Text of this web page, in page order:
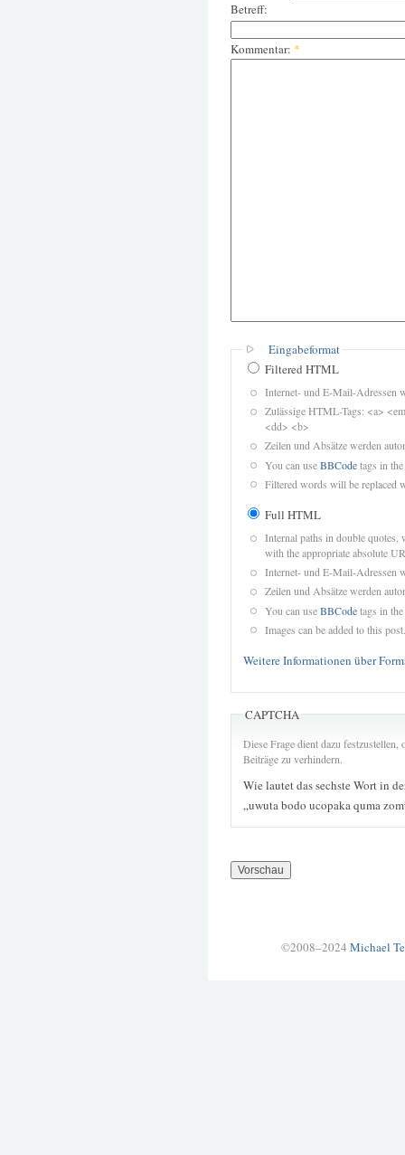
Betreff:
Kommentar: *
Eingabeformat
Filtered HTML
Internet- und E-Mail-Adressen
Zulässige HTML-Tags: <a>
<dd> <b>
Zeilen und Absätze werden
You can useBBCodetags in
Filtered words will be replaced
Full HTML
Internal paths in double quotes,
with the appropriate absolute
Internet- und E-Mail-Adressen
Zeilen und Absätze werden
You can useBBCodetags in
Images can be added to this post.
Weitere Informationen über
CAPTCHA
Diese Frage dient dazu
Beiträge zu verhindern.
Wie lautet das sechste Wort in
„uwuta bodo ucopaka quma
©2008–2024 Michael